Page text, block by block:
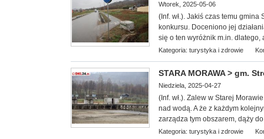
Wtorek, 2025-05-06
(Inf. wł.). Jakiś czas temu
konkursu. Doceniono jej
się o ten wyróżnik m.in. dlatego,
Kategoria: turystyka i zdrowie
STARA MORAWA > gm.
Niedziela, 2025-04-27
(Inf. wł.). Zalew w Starej
nad wodą. A że z każdym
zarządza tym obszarem, dąży
Kategoria: turystyka i zdrowie